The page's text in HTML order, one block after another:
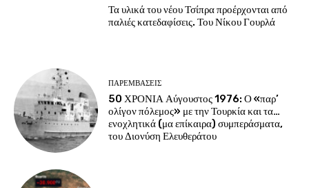
Τα υλικά του νέου Τσίπρα προέρχονται από
παλιές κατεδαφίσεις. Του Νίκου Γουρλά
ΠΑΡΕΜΒΑΣΕΙΣ
50 ΧΡΟΝΙΑ Αύγουστος 1976: Ο «παρ’
ολίγον πόλεμος» με την Τουρκία και τα…
ενοχλητικά (μα επίκαιρα) συμπεράσματα,
του Διονύση Ελευθεράτου